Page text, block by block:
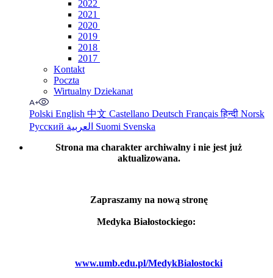
2022
2021
2020
2019
2018
2017
Kontakt
Poczta
Wirtualny Dziekanat
Polski English 中文 Castellano Deutsch Françaisहिन्दी Norsk
Русский
Suomi Svenska
Strona ma charakter archiwalny i nie jest już
aktualizowana.
Zapraszamy na nową stronę
Medyka Białostockiego:
www.umb.edu.pl/MedykBialostocki